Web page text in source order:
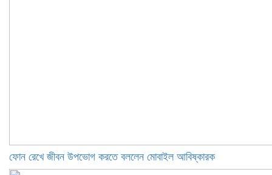
ফোন রেখে জীবন উপভোগ করতে বললেন মোবাইল আবিষ্কারক